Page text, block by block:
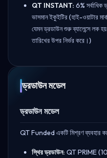
QT INSTANT: 6% সর্বাধিক
ভাসমান ইকুইটির (হাই-ওয়াটার
যেমন ড্রডাউন শুরু ব্যালেন্সে লক
তারিখের উপর নির্ভর করে।)
ড্রডাউন মডেল
ড্রডাউন মডেল
QT Funded একটি মিশ্রণ ব্যবহার
স্থির ড্রডাউন: QT PRIME